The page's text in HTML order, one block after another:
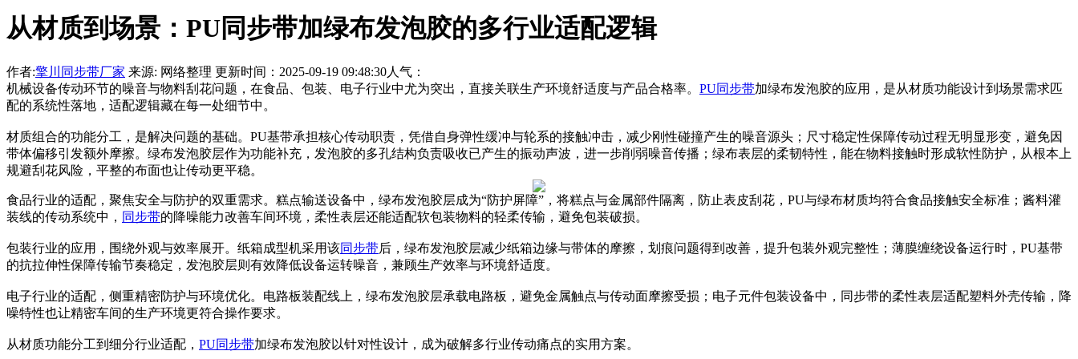
从材质到场景：PU同步带加绿布发泡胶的多行业适配逻辑
作者:擎川同步带厂家 来源: 网络整理 更新时间：2025-09-19 09:48:30人气：
机械设备传动环节的噪音与物料刮花问题，在食品、包装、电子行业中尤为突出，直接关联生产环境舒适度与产品合格率。 PU同步带加绿布发泡胶的应用，是从材质功能设计到场景需求匹
配的系统性落地，适配逻辑藏在每一处细节中。
材质组合的功能分工，是解决问题的基础。PU基带承担核心传动职责，凭借自身弹性缓冲与轮系的接触冲击，减少刚性碰撞产生的噪音源头；尺寸稳定性保障传动过程无明显形变，避免因
带体偏移引发额外摩擦。绿布发泡胶层作为功能补充，发泡胶的多孔结构负责吸收已产生的振动声波，进一步削弱噪音传播；绿布表层的柔韧特性，能在物料接触时形成软性防护，从根本上
规避刮花风险，平整的布面也让传动更平稳。
食品行业的适配，聚焦安全与防护的双重需求。糕点输送设备中，绿布发泡胶层成为“防护屏障”，将糕点与金属部件隔离，防止表皮刮花，PU与绿布材质均符合食品接触安全标准；酱料灌
装线的传动系统中， 同步带的降噪能力改善车间环境，柔性表层还能适配软包装物料的轻柔传输，避免包装破损。
包装行业的应用，围绕外观与效率展开。纸箱成型机采用该同步带后，绿布发泡胶层减少纸箱边缘与带体的摩擦，划痕问题得到改善，提升包装外观完整性；薄膜缠绕设备运行时，PU基带
的抗拉伸性保障传输节奏稳定，发泡胶层则有效降低设备运转噪音，兼顾生产效率与环境舒适度。
电子行业的适配，侧重精密防护与环境优化。电路板装配线上，绿布发泡胶层承载电路板，避免金属触点与传动面摩擦受损；电子元件包装设备中，同步带的柔性表层适配塑料外壳传输，降
噪特性也让精密车间的生产环境更符合操作要求。
从材质功能分工到细分行业适配， PU同步带加绿布发泡胶以针对性设计，成为破解多行业传动痛点的实用方案。